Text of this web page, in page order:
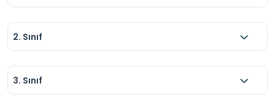
2. Sınıf
3. Sınıf